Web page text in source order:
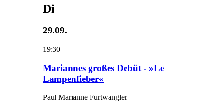
Di
29.09.
19:30
Mariannes großes Debüt - »Le
Lampenfieber«
Paul Marianne Furtwängler